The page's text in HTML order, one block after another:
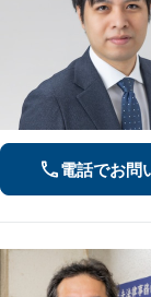
電話でお問